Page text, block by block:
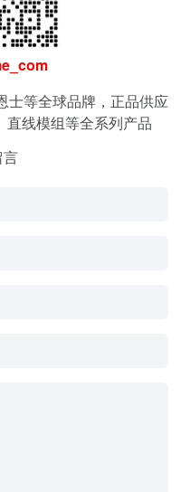
士等全球品牌，正品供应
直线模组等全系列产品
言